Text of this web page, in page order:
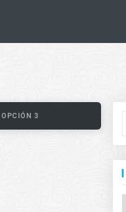
OPCIÓN 3